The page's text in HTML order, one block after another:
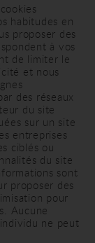
habitudes en
proposer des
à vos
de limiter le
et nous
des réseaux
du site
sur un site
entreprises
ciblés ou
du site
sont
proposer des
pour
Aucune
ne peut